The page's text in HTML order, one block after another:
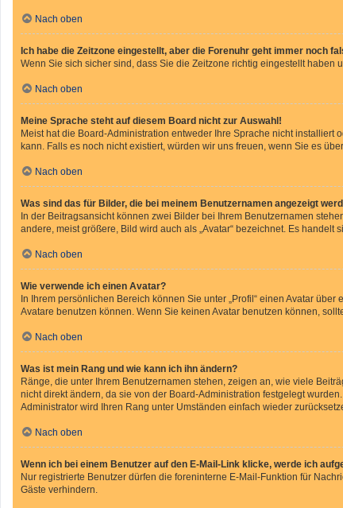
Nach oben
Ich habe die Zeitzone eingestellt, aber die Forenuhr geht immer noch
Wenn Sie sich sicher sind, dass Sie die Zeitzone richtig eingestellt haben
Nach oben
Meine Sprache steht auf diesem Board nicht zur Auswahl!
Meist hat die Board-Administration entweder Ihre Sprache nicht
kann. Falls es noch nicht existiert, würden wir uns freuen, wenn Sie es
Nach oben
Was sind das für Bilder, die bei meinem Benutzernamen angezeigt
In der Beitragsansicht können zwei Bilder bei Ihrem Benutzernamen
andere, meist größere, Bild wird auch als „Avatar“ bezeichnet. Es
Nach oben
Wie verwende ich einen Avatar?
In Ihrem persönlichen Bereich können Sie unter „Profil“ einen Avatar
Avatare benutzen können. Wenn Sie keinen Avatar benutzen können,
Nach oben
Was ist mein Rang und wie kann ich ihn ändern?
Ränge, die unter Ihrem Benutzernamen stehen, zeigen an, wie viele
nicht direkt ändern, da sie von der Board-Administration festgelegt
Administrator wird Ihren Rang unter Umständen einfach wieder
Nach oben
Wenn ich bei einem Benutzer auf den E-Mail-Link klicke, werde ich
Nur registrierte Benutzer dürfen die foreninterne E-Mail-Funktion für
Gäste verhindern.